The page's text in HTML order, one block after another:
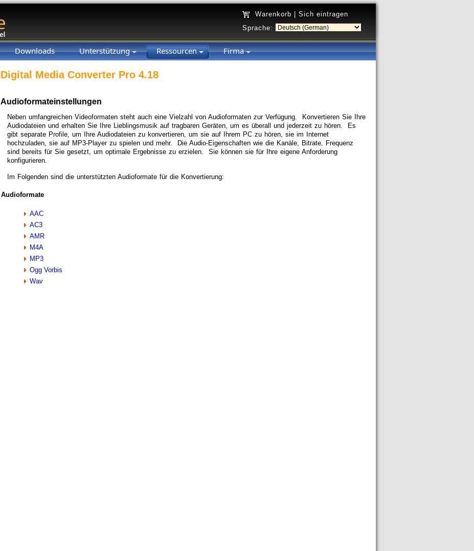
Warenkorb
Sich eintragen
Sprache:
Downloads Unterstützung Ressourcen Firma
Digital Media Converter Pro 4.18
Audioformateinstellungen
Neben umfangreichen Videoformaten steht auch eine Vielzahl von Audioformaten zur Verfügung. Konvertieren Sie Ihre
Audiodateien und erhalten Sie Ihre Lieblingsmusik auf tragbaren Geräten, um es überall und jederzeit zu hören. Es
gibt separate Profile, um Ihre Audiodateien zu konvertieren, um sie auf Ihrem PC zu hören, sie im Internet
hochzuladen, sie auf MP3-Player zu spielen und mehr. Die Audio-Eigenschaften wie die Kanäle, Bitrate, Frequenz
sind bereits für Sie gesetzt, um optimale Ergebnisse zu erzielen. Sie können sie für Ihre eigene Anforderung
konfigurieren.
Im Folgenden sind die unterstützten Audioformate für die Konvertierung:
Audioformate
AAC
AC3
AMR
M4A
MP3
Ogg Vorbis
Wav